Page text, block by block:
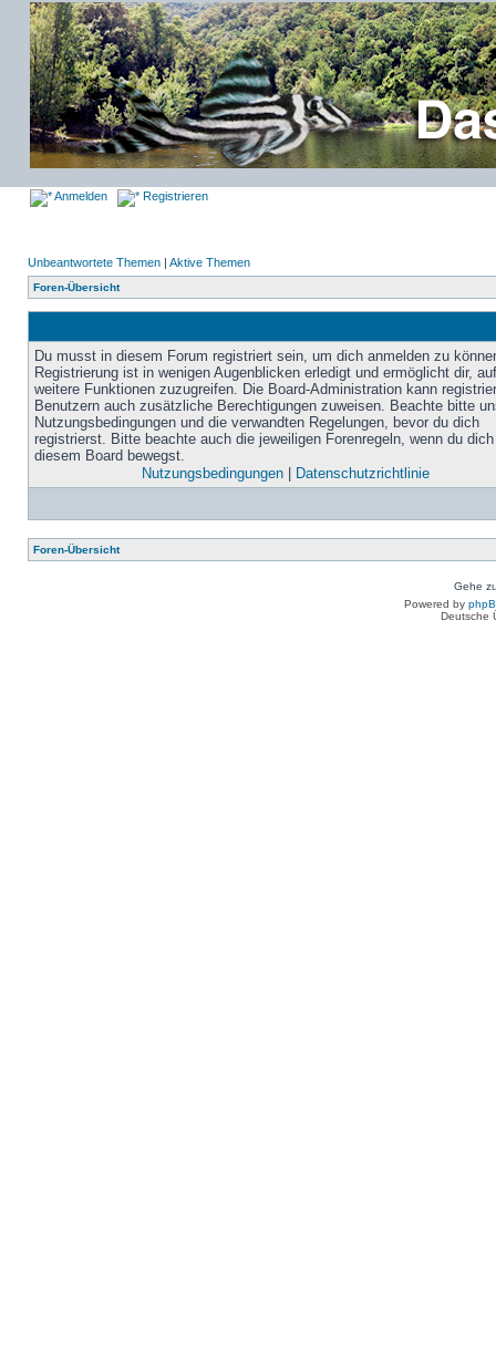
Anmelden Registrieren
Unbeantwortete Themen | Aktive Themen
Foren-Übersicht
Du musst in diesem Forum registriert sein, um dich anmelden zu
Registrierung ist in wenigen Augenblicken erledigt und ermöglicht dir, auf
weitere Funktionen zuzugreifen. Die Board-Administration kann
Benutzern auch zusätzliche Berechtigungen zuweisen. Beachte bitte
Nutzungsbedingungen und die verwandten Regelungen, bevor du dich
registrierst. Bitte beachte auch die jeweiligen Forenregeln, wenn du
diesem Board bewegst.
Nutzungsbedingungen| Datenschutzrichtlinie
Foren-Übersicht
Gehe
Powered by
Deutsche